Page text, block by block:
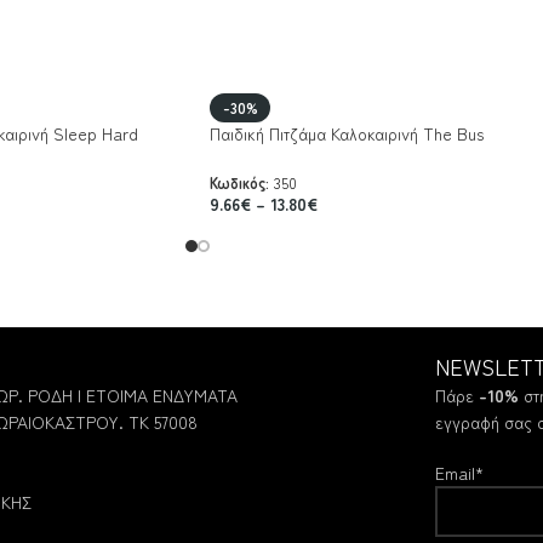
Sleep Hard
-30%
Παιδική Πιτζάμα Καλοκαιρινή The Bus
Κωδικός: 350
9.66€ – 13.80€
ΡΟΔΗ | ΕΤΟΙΜΑ ΕΝΔΥΜΑΤΑ
ΤΚ 57008
Πάρε -10%
εγγραφή σας
Email*